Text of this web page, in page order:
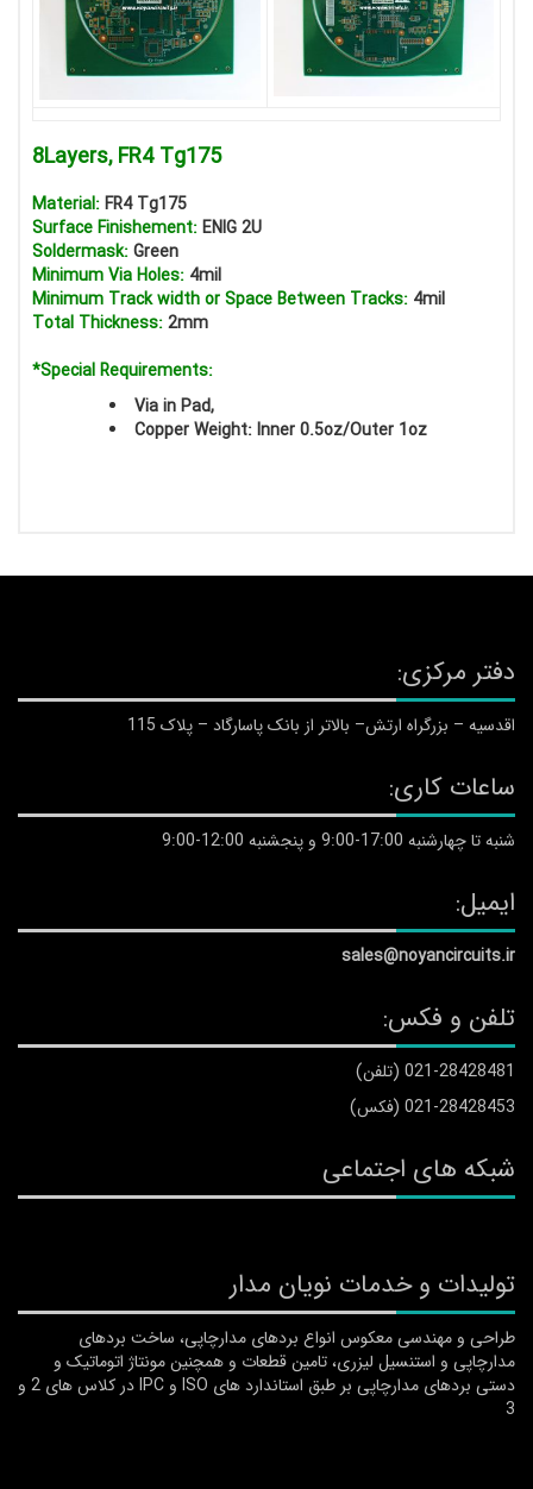
8Layers, FR4 Tg175
Material:FR4 Tg175
Surface Finishement:ENIG 2U
Soldermask:Green
Minimum Via Holes: 4mil
Minimum Track width or Space Between Tracks: 4mil
Total Thickness:2mm
*Special Requirements:
Via in Pad,
Copper Weight: Inner 0.5oz/Outer 1oz
دفتر مرکزی:
اقدسیه – بزرگراه ارتش– بالاتر از بانک پاسارگاد – پلاک 115
ساعات کاری:
شنبه تا چهارشنبه 17:00-9:00 و پنجشنبه 12:00-9:00
ایمیل:
sales@noyancircuits.ir
تلفن و فکس:
021-28428481 (تلفن)
021-28428453 (فکس)
شبکه های اجتماعی
تولیدات و خدمات نویان مدار
طراحی و مهندسی معکوس انواع بردهای مدارچاپی، ساخت بردهای
مدارچاپی و استنسیل لیزری، تامین قطعات و همچنین مونتاژ اتوماتیک و
دستی بردهای مدارچاپی بر طبق استاندارد های ISO و IPC در کلاس های 2 و
3